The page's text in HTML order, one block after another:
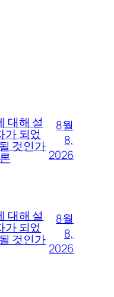
대해 설
가 되었
것인가
8월
8,
2026
대해 설
가 되었
것인가
8월
8,
2026